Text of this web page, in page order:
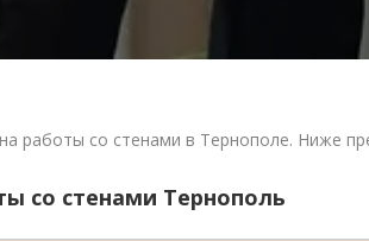
работы со стенами в Тернополе. Ниже
со стенами Тернополь